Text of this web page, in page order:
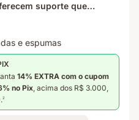
suporte que
a noite toda.
e espumas
14% EXTRA com o cupom
no Pix, acima dos R$ 3.000,
2